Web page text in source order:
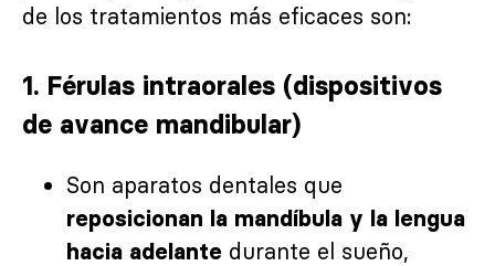
de los tratamientos más eficaces son:
1. Férulas intraorales (dispositivos
de avance mandibular)
Son aparatos dentales que
reposicionan la mandíbula y la lengua
hacia adelante durante el sueño,